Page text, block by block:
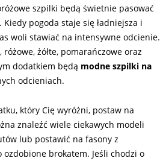
szpilki będą świetnie pasować
pogoda staje się ładniejsza i
woli stawiać na intensywne odcienie.
żółte, pomarańczowe oraz
dodatkiem będą modne szpilki na
odcieniach.
który Cię wyróżni, postaw na
znaleźć wiele ciekawych modeli
lub postawić na fasony z
ozdobione brokatem. Jeśli chodzi o